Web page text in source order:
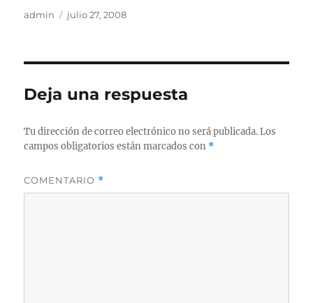
Autor
admin
Publicado
julio 27, 2008
Deja una respuesta
Tu dirección de correo electrónico no será publicada. Los
campos obligatorios están marcados con *
COMENTARIO *